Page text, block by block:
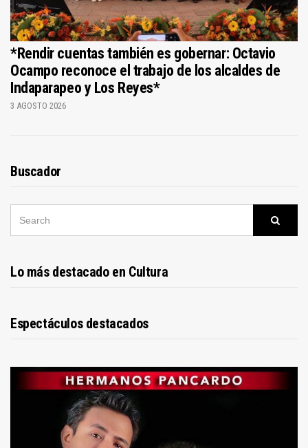
*Rendir cuentas también es gobernar: Octavio
Ocampo reconoce el trabajo de los alcaldes de
Indaparapeo y Los Reyes*
3 AGOSTO 2026
Buscador
Lo más destacado en Cultura
Espectáculos destacados